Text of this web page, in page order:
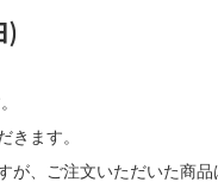
)
きます。
、ご注文いただいた商品